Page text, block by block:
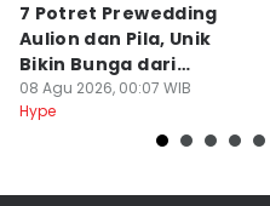
7 Potret Prewedding
Aulion dan Pila, Unik
Bikin Bunga dari
Kardus!
08 Agu 2026, 00:07 WIB
Hype